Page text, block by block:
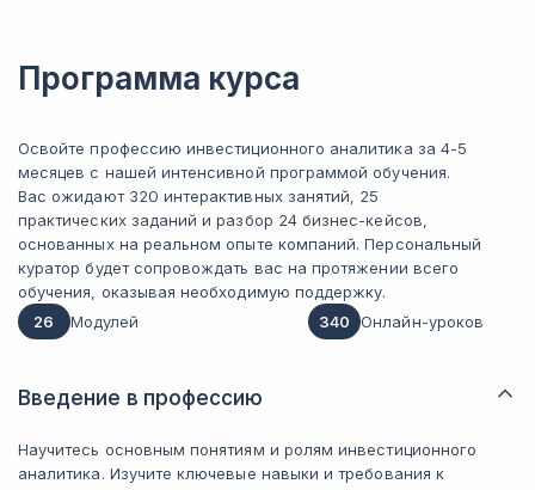
Программа курса
Освойте профессию инвестиционного аналитика за 4-5
месяцев с нашей интенсивной программой обучения.
Вас ожидают 320 интерактивных занятий, 25
практических заданий и разбор 24 бизнес-кейсов,
основанных на реальном опыте компаний. Персональный
куратор будет сопровождать вас на протяжении всего
обучения, оказывая необходимую поддержку.
26
Модулей 340 Онлайн-уроков
Введение в профессию
Научитесь основным понятиям и ролям инвестиционного
аналитика. Изучите ключевые навыки и требования к